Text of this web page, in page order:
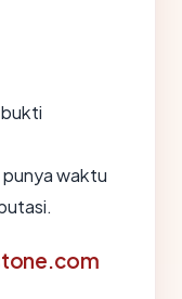
punya waktu